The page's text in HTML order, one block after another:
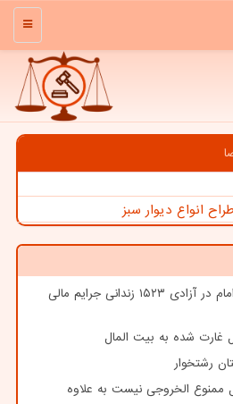
منو
انواع دیوار سبز
مشارکت ستاد اجرائی فرمان امام در آزادی ۱۵۲۳ زندانی جرایم مالی
رشتخوار
ممنوع الخروجی نیست به علاوه